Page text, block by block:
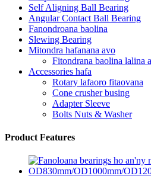
Self Aligning Ball Bearing
Angular Contact Ball Bearing
Fanondroana baolina
Slewing Bearing
Mitondra hafanana avo
Fitondrana baolina lalina
Accessories hafa
Rotary lafaoro fitaovana
Cone crusher busing
Adapter Sleeve
Bolts Nuts & Washer
Product Features